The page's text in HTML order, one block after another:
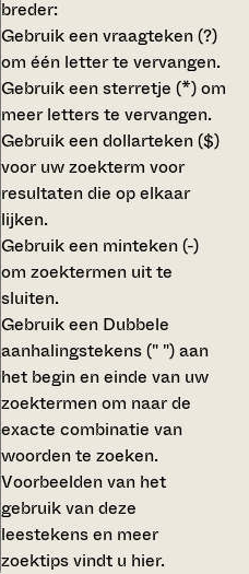
breder:
Gebruik eenvraagteken (?)
om één letter te vervangen.
Gebruik eensterretje (*)om
meer letters te vervangen.
Gebruik eendollarteken ($)
voor uw zoekterm voor
resultaten die op elkaar
lijken.
Gebruik een minteken (-)
om zoektermen uit te
sluiten.
Gebruik een Dubbele
aanhalingstekens (" ")aan
het begin en einde van uw
zoektermen om naar de
exacte combinatie van
woorden te zoeken.
Voorbeelden van het
gebruik van deze
leestekens en meer
zoektips vindt u hier.